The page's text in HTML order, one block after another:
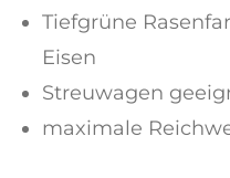
Tiefgrüne
Eisen
Streuwagen
maximale